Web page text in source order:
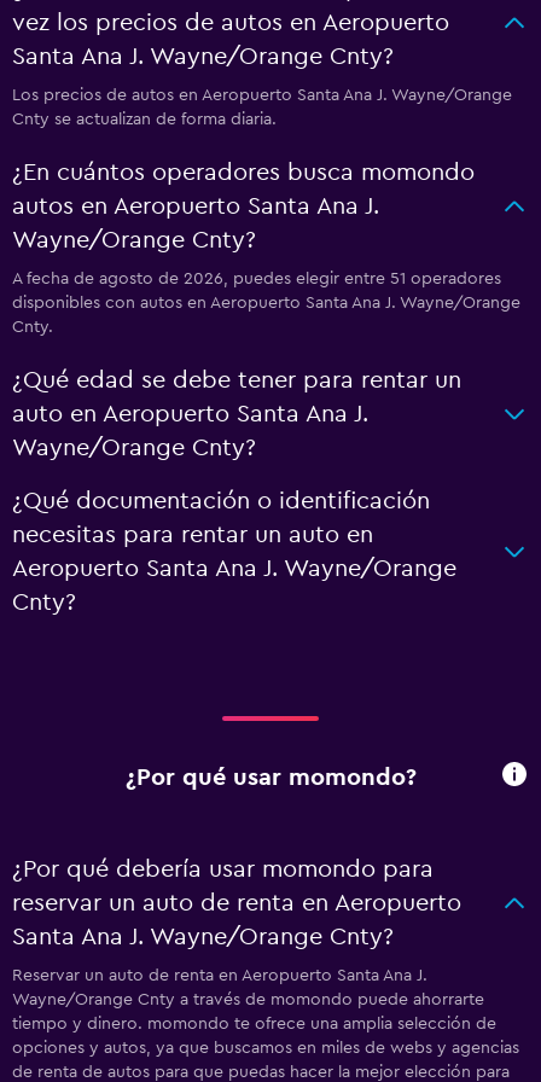
vez los precios de autos en Aeropuerto
Santa Ana J. Wayne/Orange Cnty?
Los precios de autos en Aeropuerto Santa Ana J. Wayne/Orange
Cnty se actualizan de forma diaria.
¿En cuántos operadores busca momondo
autos en Aeropuerto Santa Ana J.
Wayne/Orange Cnty?
A fecha de agosto de 2026, puedes elegir entre 51 operadores
disponibles con autos en Aeropuerto Santa Ana J. Wayne/Orange
Cnty.
¿Qué edad se debe tener para rentar un
auto en Aeropuerto Santa Ana J.
Wayne/Orange Cnty?
¿Qué documentación o identificación
necesitas para rentar un auto en
Aeropuerto Santa Ana J. Wayne/Orange
Cnty?
¿Por qué usar momondo?
¿Por qué debería usar momondo para
reservar un auto de renta en Aeropuerto
Santa Ana J. Wayne/Orange Cnty?
Reservar un auto de renta en Aeropuerto Santa Ana J.
Wayne/Orange Cnty a través de momondo puede ahorrarte
tiempo y dinero. momondo te ofrece una amplia selección de
opciones y autos, ya que buscamos en miles de webs y agencias
de renta de autos para que puedas hacer la mejor elección para